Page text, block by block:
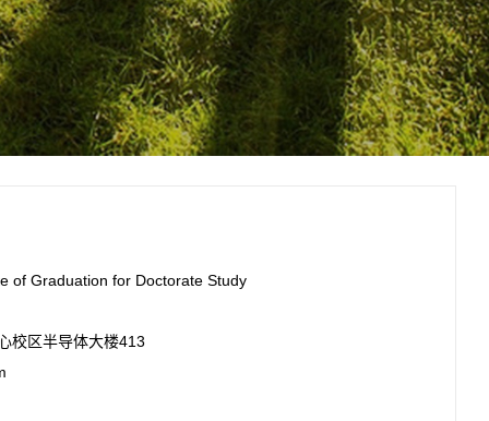
of Graduation for Doctorate Study
校区半导体大楼413